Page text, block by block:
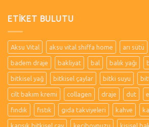
ETIKET BULUTU
Aksu Vital aksu vital shiffa home arı sütü
badem draje bakliyat bal balık yağı
bitkisel yağ bitkisel çaylar bitki suyu
cilt bakım kremi collagen draje dut
fındık fıstık gıda takviyeleri kahve
karışık bitkisel çay keçiboynuzu kişisel